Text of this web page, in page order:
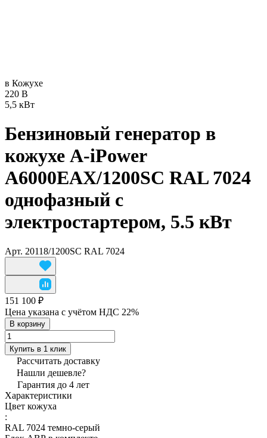
в Кожухе
220 В
5,5 кВт
Бензиновый генератор в
кожухе A-iPower
A6000EAX/1200SC RAL 7024
однофазный с
электростартером, 5.5 кВт
Арт. 20118/1200SC RAL 7024
151 100 ₽
Цена указана с учётом НДС 22%
В корзину
Купить в 1 клик
Рассчитать доставку
Нашли дешевле?
Гарантия до 4 лет
Характеристики
Цвет кожуха
:
RAL 7024 темно-серый